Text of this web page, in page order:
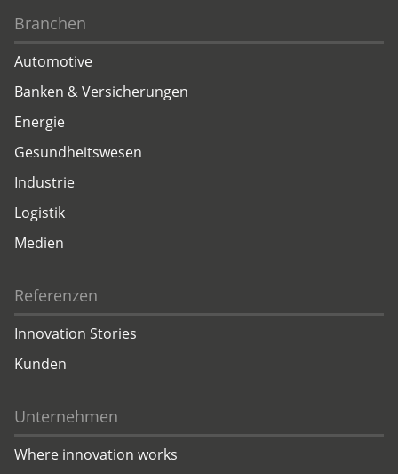
Branchen
Automotive
Banken & Versicherungen
Energie
Gesundheitswesen
Industrie
Logistik
Medien
Referenzen
Innovation Stories
Kunden
Unternehmen
Where innovation works